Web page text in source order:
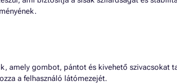
amely gombot, pántot és kivehető szivacsokat
a felhasználó látómezejét.